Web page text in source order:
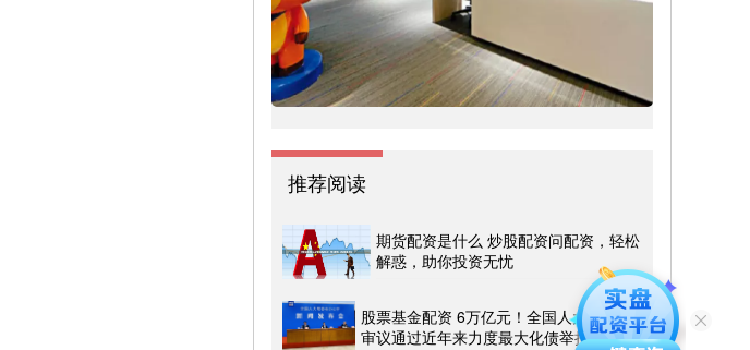
推荐阅读
期货配资是什么 炒股配资问配资，轻松
解惑，助你投资无忧
股票基金配资 6万亿元！全国人大常委会
审议通过近年来力度最大化债举措